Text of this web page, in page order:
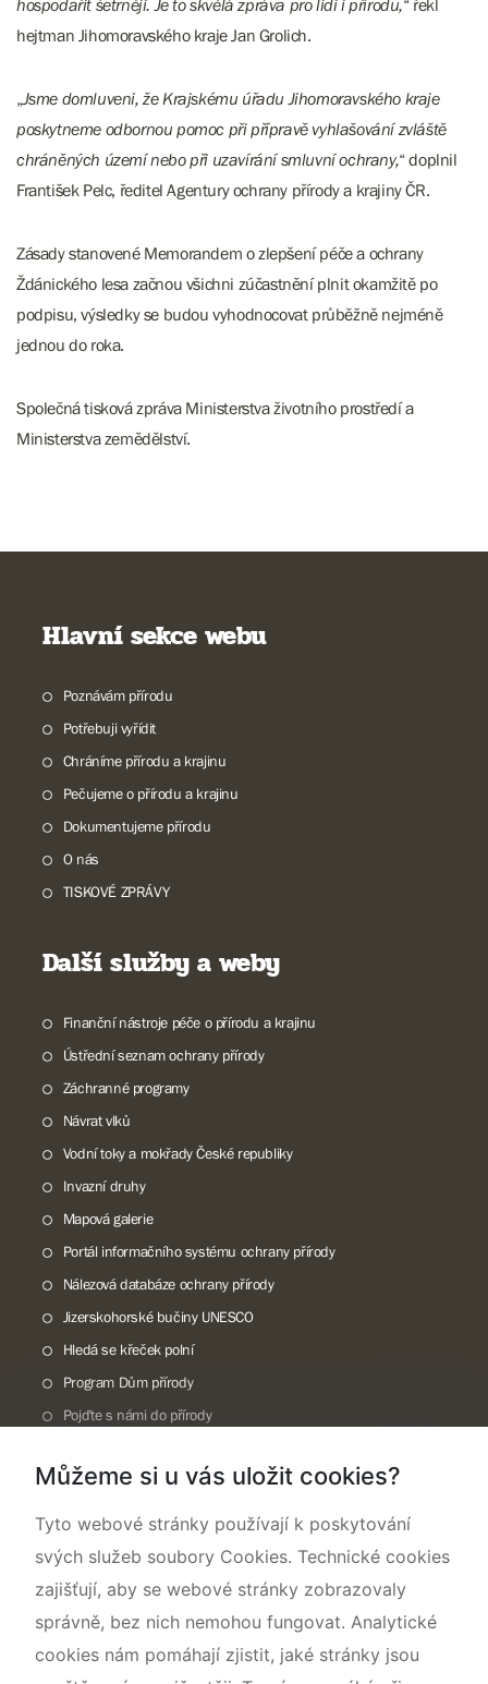
hospodařit šetrněji. Je to skvělá zpráva pro lidi i přírodu,“ řekl
hejtman Jihomoravského kraje Jan Grolich.
„Jsme domluveni, že Krajskému úřadu Jihomoravského kraje
poskytneme odbornou pomoc při přípravě vyhlašování zvláště
chráněných území nebo při uzavírání smluvní ochrany,“ doplnil
František Pelc, ředitel Agentury ochrany přírody a krajiny ČR.
Zásady stanovené Memorandem o zlepšení péče a ochrany
Ždánického lesa začnou všichni zúčastnění plnit okamžitě po
podpisu, výsledky se budou vyhodnocovat průběžně nejméně
jednou do roka.
Společná tisková zpráva Ministerstva životního prostředí a
Ministerstva zemědělství.
Hlavní sekce webu
Poznávám přírodu
Potřebuji vyřídit
Chráníme přírodu a krajinu
Pečujeme o přírodu a krajinu
Dokumentujeme přírodu
O nás
TISKOVÉ ZPRÁVY
Další služby a weby
Finanční nástroje péče o přírodu a krajinu
Ústřední seznam ochrany přírody
Záchranné programy
Návrat vlků
Vodní toky a mokřady České republiky
Invazní druhy
Mapová galerie
Portál informačního systému ochrany přírody
Nálezová databáze ochrany přírody
Jizerskohorské bučiny UNESCO
Hledá se křeček polní
Program Dům přírody
Pojďte s námi do přírody
Rok CHKO pod záštitou České komise pro UNESCO
Můžeme si u vás uložit cookies?
Tyto webové stránky používají k poskytování
svých služeb soubory Cookies. Technické cookies
zajišťují, aby se webové stránky zobrazovaly
správně, bez nich nemohou fungovat. Analytické
cookies nám pomáhají zjistit, jaké stránky jsou